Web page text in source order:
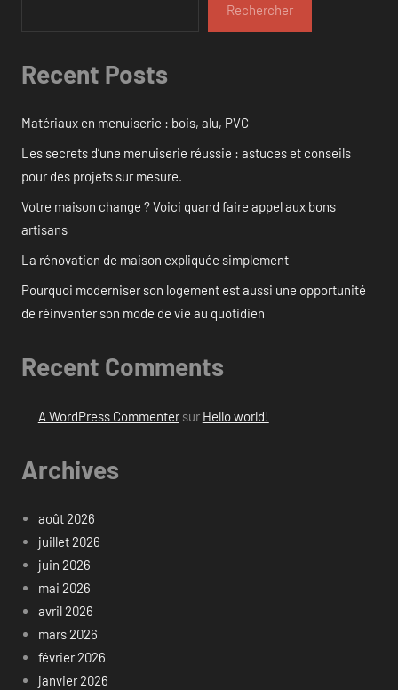
Rechercher
Recent Posts
Matériaux en menuiserie : bois, alu, PVC
Les secrets d’une menuiserie réussie : astuces et conseils
pour des projets sur mesure.
Votre maison change ? Voici quand faire appel aux bons
artisans
La rénovation de maison expliquée simplement
Pourquoi moderniser son logement est aussi une opportunité
de réinventer son mode de vie au quotidien
Recent Comments
A WordPress Commentersur Hello world!
Archives
août 2026
juillet 2026
juin 2026
mai 2026
avril 2026
mars 2026
février 2026
janvier 2026